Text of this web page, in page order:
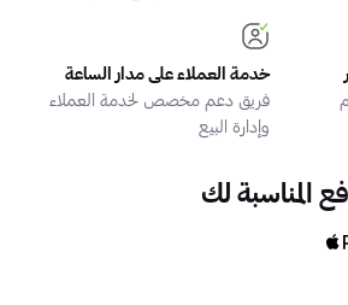
خدمة العملاء على مدار الساعة
فريق دعم مخصص لخدمة العملاء
وإدارة البيع
المناسبة لك